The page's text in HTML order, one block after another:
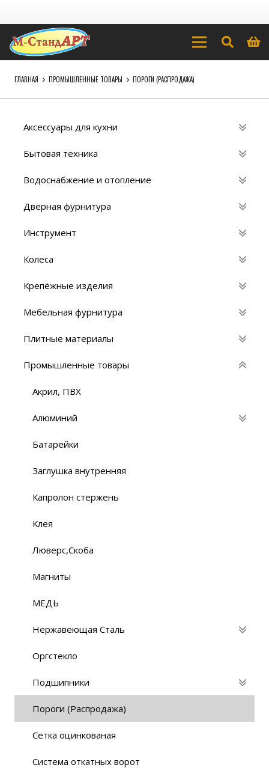
ГЛАВНАЯ ПРОМЫШЛЕННЫЕ ТОВАРЫ ПОРОГИ (РАСПРОДАЖА)
Аксессуары для кухни
Бытовая техника
Водоснабжение и отопление
Дверная фурнитура
Инструмент
Колеса
Крепёжные изделия
Мебельная фурнитура
Плитные материалы
Промышленные товары
Акрил, ПВХ
Алюминий
Батарейки
Заглушка внутренняя
Капролон стержень
Клея
Люверс,Скоба
Магниты
МЕДЬ
Нержавеющая Сталь
Оргстекло
Подшипники
Пороги (Распродажа)
Сетка оцинкованая
Система откатных ворот